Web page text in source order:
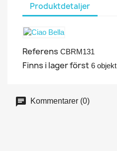
Produktdetaljer
Referens CBRM131
Finns i lager först 6 objekt
Kommentarer (0)